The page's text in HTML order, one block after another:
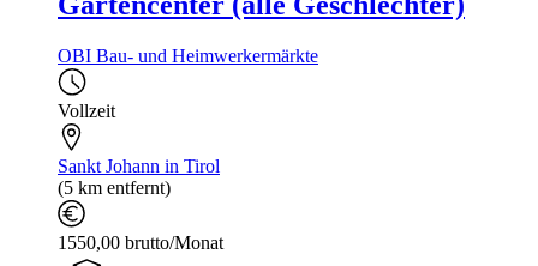
OBI Bau- und Heimwerkermärkte
Vollzeit
Sankt Johann in Tirol
(5 km entfernt)
1550,00 brutto/Monat